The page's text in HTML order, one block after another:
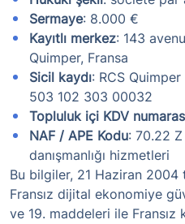
Sermaye: 8.000 €
Kayıtlı merkez: 143
Quimper, Fransa
Sicil kaydı: RCS
503 102 303 00032
Topluluk içi KDV
NAF / APE Kodu: 70.22
danışmanlığı hizmetleri
Bu bilgiler, 21 Haziran 2004
Fransız dijital ekonomiye
ve 19. maddeleri ile Fransız